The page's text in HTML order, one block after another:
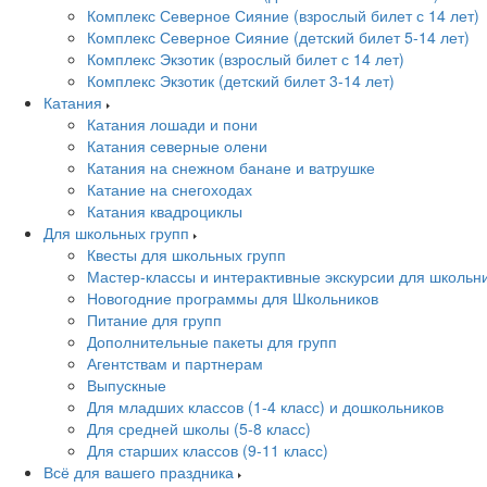
Комплекс Северное Сияние (взрослый билет с 14 лет)
Комплекс Северное Сияние (детский билет 5-14 лет)
Комплекс Экзотик (взрослый билет с 14 лет)
Комплекс Экзотик (детский билет 3-14 лет)
Катания
Катания лошади и пони
Катания северные олени
Катания на снежном банане и ватрушке
Катание на снегоходах
Катания квадроциклы
Для школьных групп
Квесты для школьных групп
Мастер-классы и интерактивные экскурсии для
Новогодние программы для Школьников
Питание для групп
Дополнительные пакеты для групп
Агентствам и партнерам
Выпускные
Для младших классов (1-4 класс) и дошкольников
Для средней школы (5-8 класс)
Для старших классов (9-11 класс)
Всё для вашего праздника